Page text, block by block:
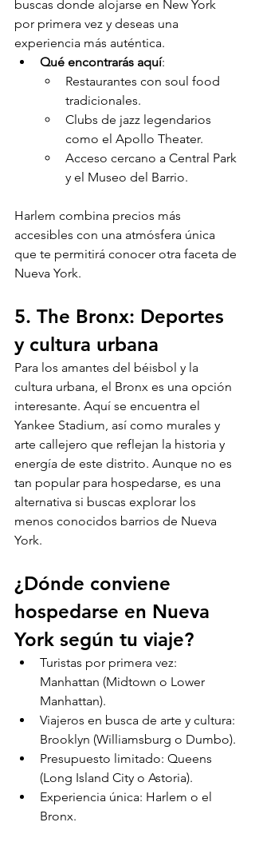
buscas donde alojarse en New York
por primera vez y deseas una
experiencia más auténtica.
Qué encontrarás aquí:
Restaurantes con soul food
tradicionales.
Clubs de jazz legendarios
como el Apollo Theater.
Acceso cercano a Central Park
y el Museo del Barrio.
Harlem combina precios más
accesibles con una atmósfera única
que te permitirá conocer otra faceta de
Nueva York.
5. The Bronx: Deportes
y cultura urbana
Para los amantes del béisbol y la
cultura urbana, el Bronx es una opción
interesante. Aquí se encuentra el
Yankee Stadium, así como murales y
arte callejero que reflejan la historia y
energía de este distrito. Aunque no es
tan popular para hospedarse, es una
alternativa si buscas explorar los
menos conocidos barrios de Nueva
York.
¿Dónde conviene
hospedarse en Nueva
York según tu viaje?
Turistas por primera vez:
Manhattan (Midtown o Lower
Manhattan).
Viajeros en busca de arte y cultura:
Brooklyn (Williamsburg o Dumbo).
Presupuesto limitado: Queens
(Long Island City o Astoria).
Experiencia única: Harlem o el
Bronx.